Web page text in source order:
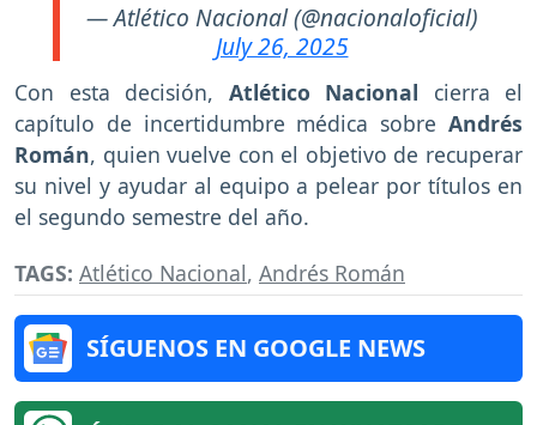
— Atlético Nacional (@nacionaloficial)
July 26, 2025
Con esta decisión, Atlético Nacional cierra el
capítulo de incertidumbre médica sobre Andrés
Román, quien vuelve con el objetivo de recuperar
su nivel y ayudar al equipo a pelear por títulos en
el segundo semestre del año.
TAGS: Atlético Nacional, Andrés Román
SÍGUENOS EN GOOGLE NEWS